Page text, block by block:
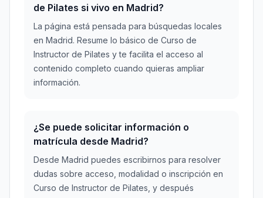
de Pilates si vivo en Madrid?
La página está pensada para búsquedas locales
en Madrid. Resume lo básico de Curso de
Instructor de Pilates y te facilita el acceso al
contenido completo cuando quieras ampliar
información.
¿Se puede solicitar información o
matrícula desde Madrid?
Desde Madrid puedes escribirnos para resolver
dudas sobre acceso, modalidad o inscripción en
Curso de Instructor de Pilates, y después